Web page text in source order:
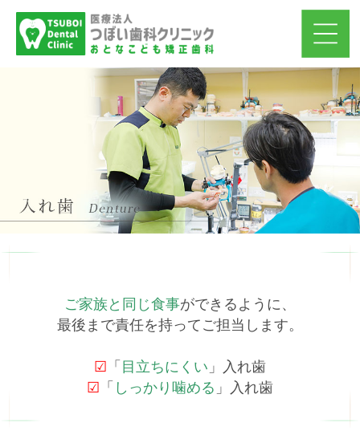
ご家族と同じ食事ができるように、
最後まで責任を持ってご担当します。
☑ 「目立ちにくい 」入れ歯
☑ 「しっかり噛める 」入れ歯